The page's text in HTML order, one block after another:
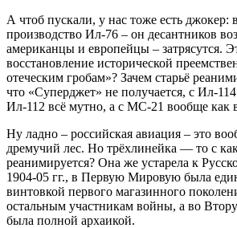
А чтоб пускали, у нас тоже есть джокер:
производство Ил-76 – он десантников
американцы и европейцы – затрясутся.
восстановление исторической
отеческим гробам»? Зачем старьё
что «Суперджет» не получается, с Ил-
Ил-112 всё мутно, а с МС-21 вообще как
Ну ладно – российская авиация – это
дремучий лес. Но трёхлинейка — то с
реанимируется? Она же устарела к
1904-05 гг., в Первую Мировую была
винтовкой первого магазинного
остальным участникам войны, а во
была полной архаикой.